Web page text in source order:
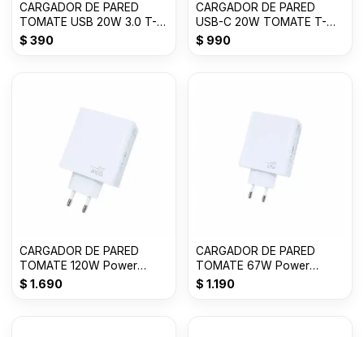
CARGADOR DE PARED
TOMATE USB 20W 3.0 T-
CH001
$ 390
CARGADOR DE PARED
USB-C 20W TOMATE T-
CH003
$ 990
CARGADOR DE PARED
TOMATE 120W Power
adapter Suit USB T-CH018
$ 1.690
CARGADOR DE PARED
TOMATE 67W Power
adapter Suit USB T-CH016
$ 1.190